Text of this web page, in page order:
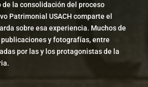
de la consolidación del proceso
Patrimonial USACH comparte el
sobre esa experiencia. Muchos de
y fotografías, entre
por las y los protagonistas de la